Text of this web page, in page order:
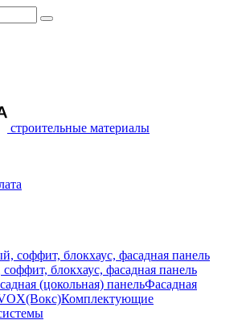
строительные материалы
блокхаус, фасадная панель
(цокольная) панельФасадная
Комплектующие